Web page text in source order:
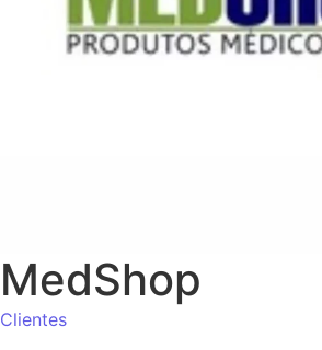
MedShop
Clientes